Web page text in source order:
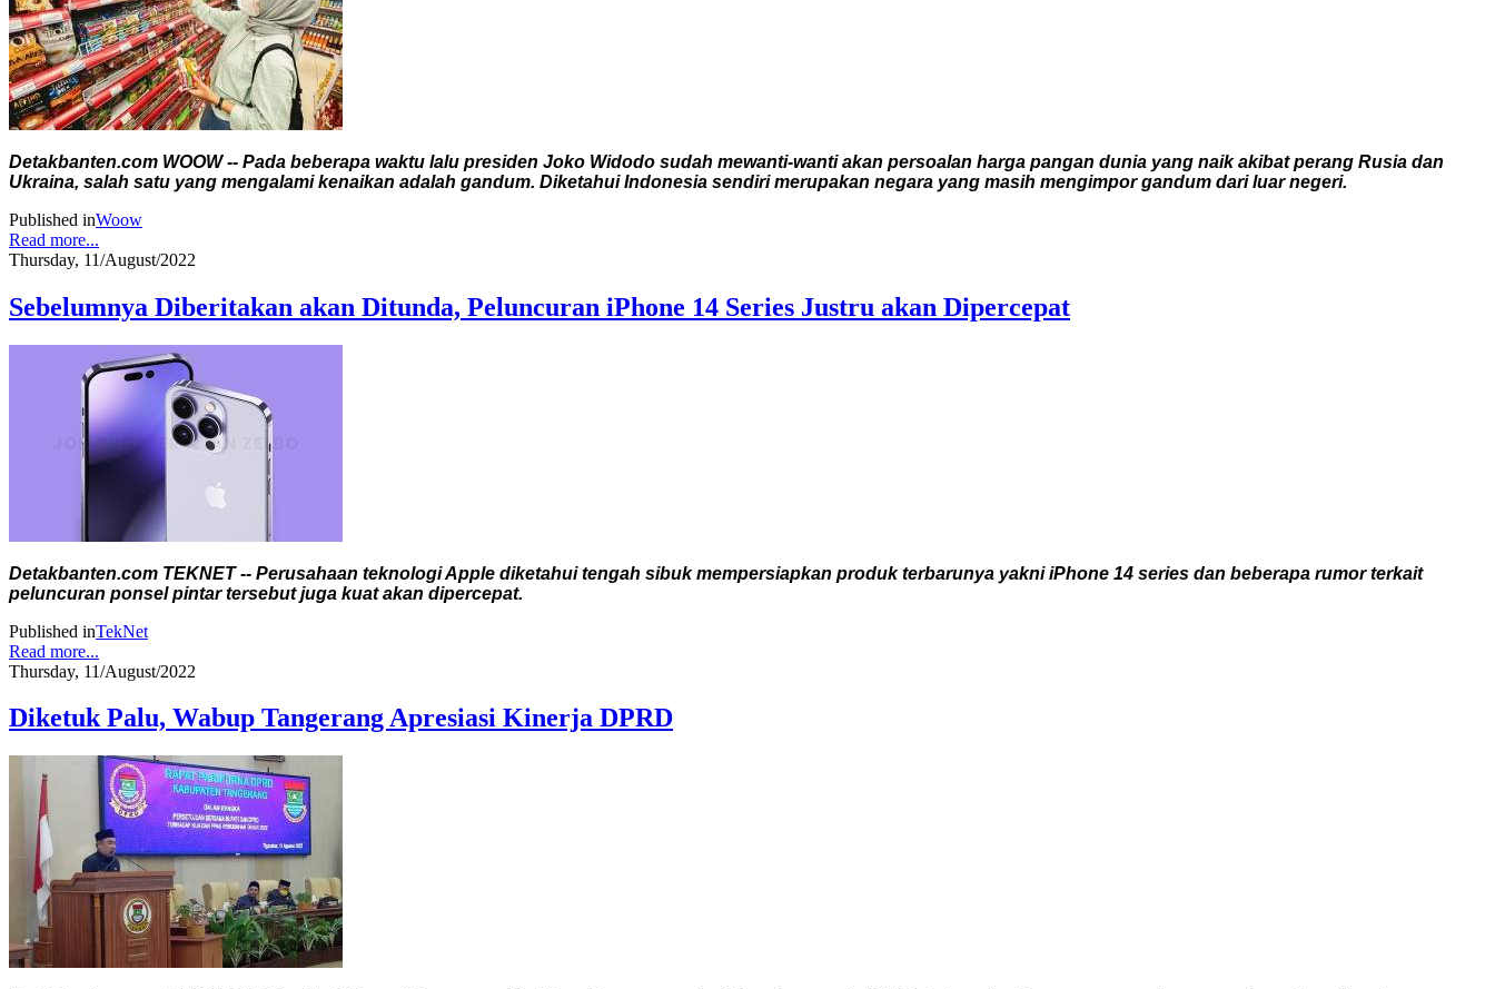
Detakbanten.com WOOW -- Pada beberapa waktu lalu presiden Joko Widodo sudah mewanti-wanti akan persoalan harga pangan dunia yang naik akibat perang Rusia dan
Ukraina, salah satu yang mengalami kenaikan adalah gandum. Diketahui Indonesia sendiri merupakan negara yang masih mengimpor gandum dari luar negeri.
Published inWoow
Read more...
Thursday, 11/August/2022
Sebelumnya Diberitakan akan Ditunda, Peluncuran iPhone 14 Series Justru akan Dipercepat
Detakbanten.com TEKNET -- Perusahaan teknologi Apple diketahui tengah sibuk mempersiapkan produk terbarunya yakni iPhone 14 series dan beberapa rumor terkait
peluncuran ponsel pintar tersebut juga kuat akan dipercepat.
Published inTekNet
Read more...
Thursday, 11/August/2022
Diketuk Palu, Wabup Tangerang Apresiasi Kinerja DPRD